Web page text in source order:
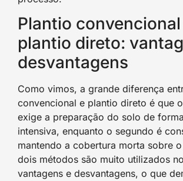
Plantio
plantio direto:
desvantagens
Como vimos, a grande diferença
convencional e plantio direto é que
exige a preparação do solo de
intensiva, enquanto o segundo é
mantendo a cobertura morta sobre
dois métodos são muito utilizados
vantagens e desvantagens, o que